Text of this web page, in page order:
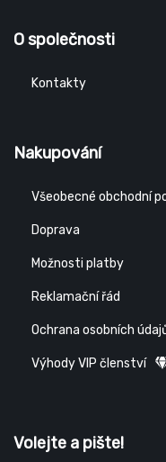
O společnosti
Kontakty
Nakupování
Všeobecné obchodní
Doprava
Možnosti platby
Reklamační řád
Ochrana osobních
Výhody VIP členství
Volejte a pište!